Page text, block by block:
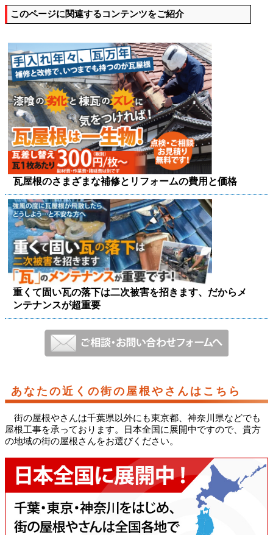
このページに関連するコンテンツをご紹介
瓦屋根のさまざまな補修とリフォームの費用と価格
重くて固い瓦の落下は二次被害を招きます、だからメ
ンテナンスが超重要
あなたの近くの街の屋根やさんはこちら
街の屋根やさんは千葉県以外にも東京都、神奈川県などでも
屋根工事を承っております。日本全国に展開中ですので、貴方
の地域の街の屋根さんをお選びください。